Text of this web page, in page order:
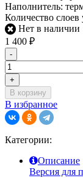
Наполнитель:
Количество слоев
Нет в наличии
1 400 ₽
-
+
В корзину
В избранное
Категории:
Описание
Версия для